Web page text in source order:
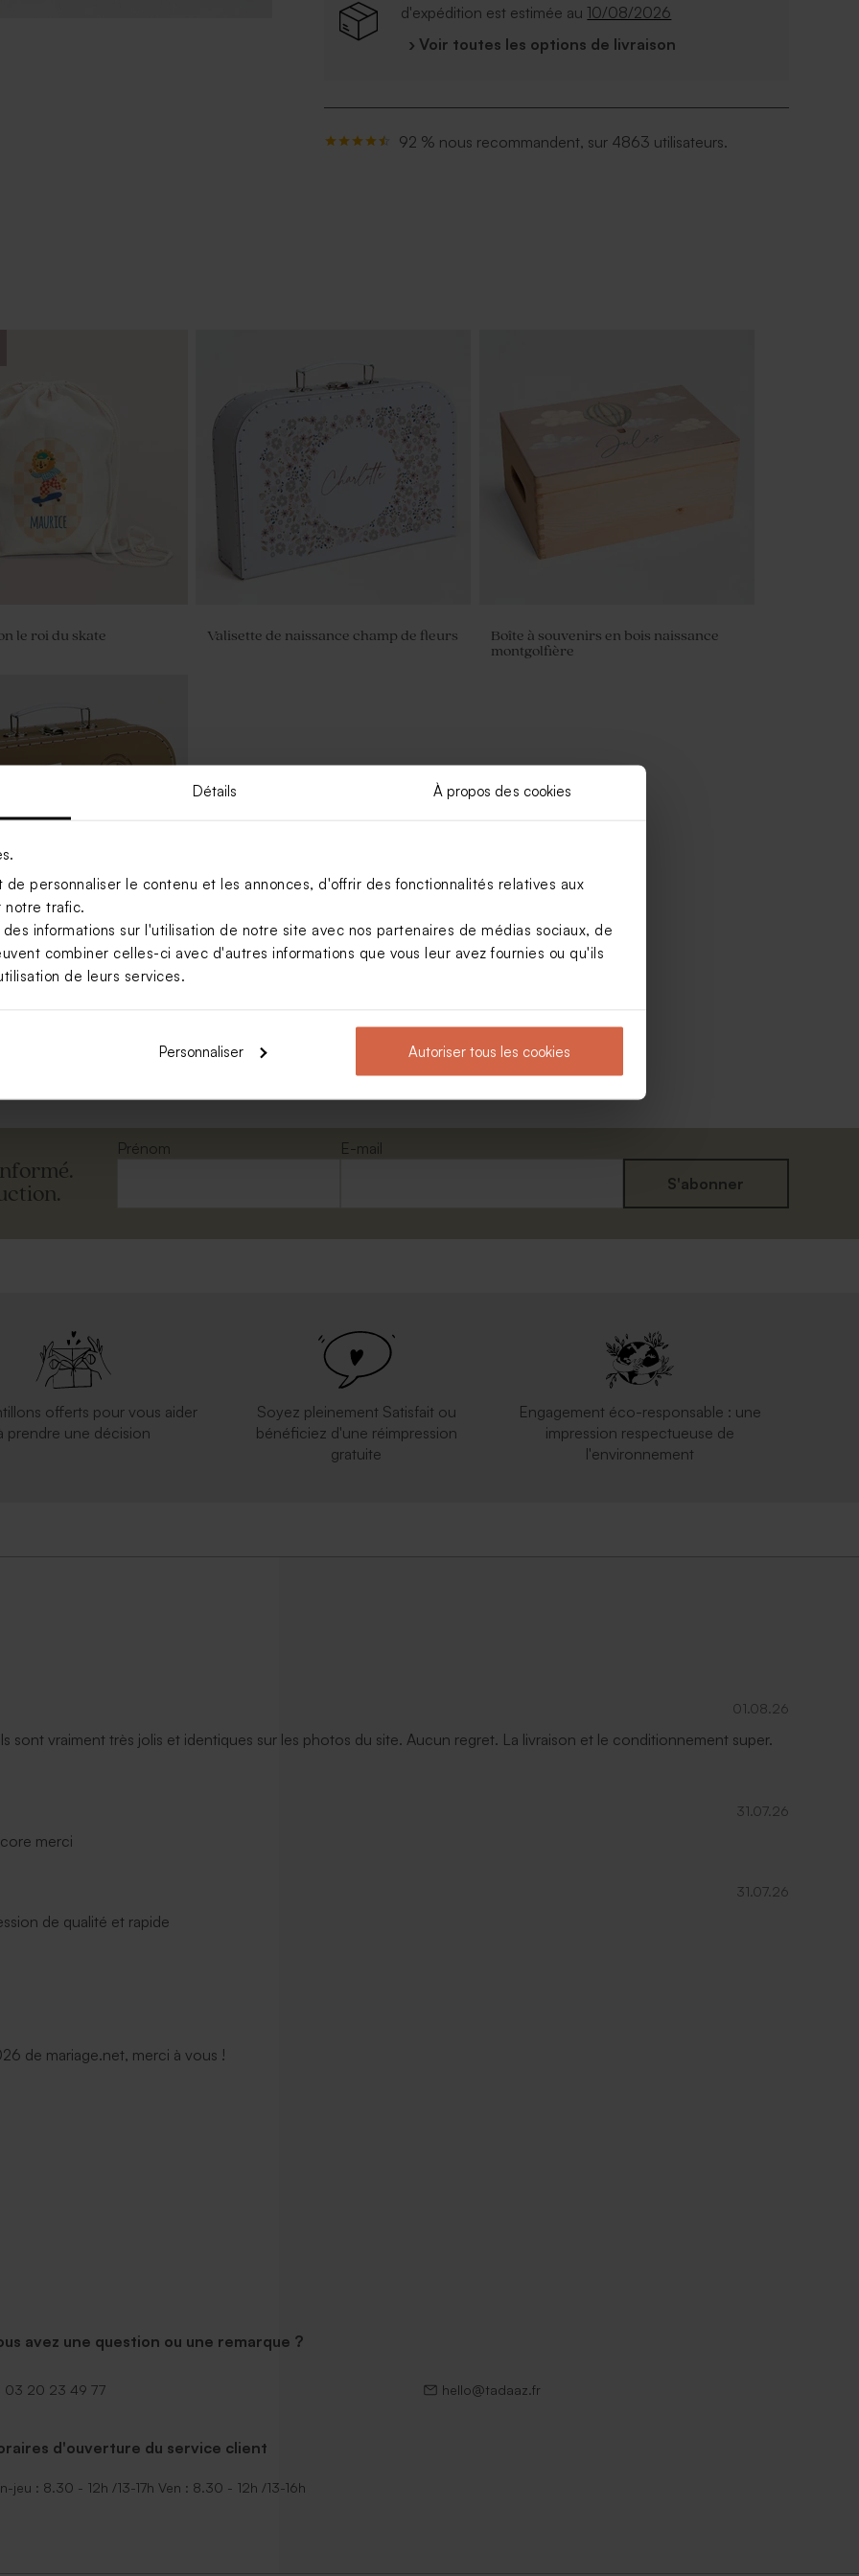
Détails À propos des cookies
personnaliser le contenu et les annonces, d'offrir des fonctionnalités relatives aux
notre trafic.
informations sur l'utilisation de notre site avec nos partenaires de médias sociaux, de
combiner celles-ci avec d'autres informations que vous leur avez fournies ou qu'ils
de leurs services.
Personnaliser Autoriser tous les cookies
d'expédition est estimée au 10/08/2026
› Voir toutes les options de livraison
92 % nous recommandent, sur 4863 utilisateurs.
le roi du skate Valisette de naissance champ de fleurs
Boîte à souvenirs en bois naissance
montgolfière
avec photo
géométrique
Voir +
Prénom
E-mail
S'abonner
offerts pour vous aider
prendre une décision
Soyez pleinement Satisfait ou
bénéficiez d'une réimpression
gratuite
Engagement éco-responsable : une
impression respectueuse de
l'environnement
01.08.26
sont vraiment très jolis et identiques sur les photos du site. Aucun regret. La livraison et le conditionnement super.
31.07.26
merci
31.07.26
de qualité et rapide
de mariage.net, merci à vous !
avez une question ou une remarque ?
03 20 23 49 77 hello@tadaaz.fr
d'ouverture du service client
jeu : 8.30 - 12h /13-17h Ven : 8.30 - 12h /13-16h